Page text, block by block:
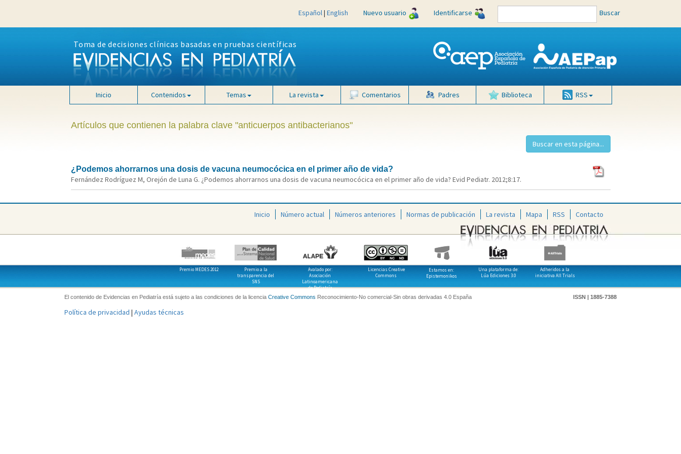
Español| English Nuevo usuario Identificarse Buscar
Toma de decisiones clínicas basadas en pruebas científicas
Inicio Contenidos Temas La revista Comentarios Padres Biblioteca RSS
Artículos que contienen la palabra clave "anticuerpos antibacterianos"
¿Podemos ahorrarnos una dosis de vacuna neumocócica en el primer año de vida?
Fernández Rodríguez M, Orejón de Luna G. ¿Podemos ahorrarnos una dosis de vacuna neumocócica en el primer año de vida? Evid Pediatr. 2012;8:17.
Inicio Número actual Números anteriores Normas de publicación La revista Mapa RSS Contacto
Premio MEDES 2012
Premio a la
transparencia del
SNS
Avalado por:
Asociación
Latinoamericana
de Pediatría
Licencias Creative
Commons
Estamos en:
Epistemonikos
Una plataforma de:
Lúa Ediciones 3.0
Adheridos a la
iniciativa All Trials
El contenido de Evidencias en Pediatría está sujeto a las condiciones de la licencia Creative Commons Reconocimiento-No comercial-Sin obras derivadas 4.0 España ISSN | 1885-7388
Política de privacidad | Ayudas técnicas